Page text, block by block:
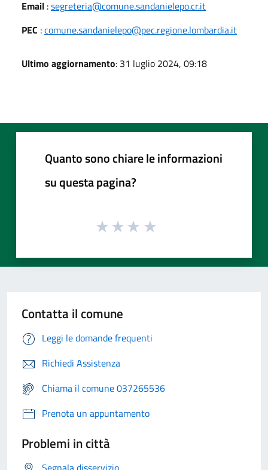
Email :segreteria@comune.sandanielepo.cr.it
PEC :comune.sandanielepo@pec.regione.lombardia.it
Ultimo aggiornamento: 31 luglio 2024, 09:18
Quanto sono chiare le informazioni
su questa pagina?
Contatta il comune
Leggi le domande frequenti
Richiedi Assistenza
Chiama il comune 037265536
Prenota un appuntamento
Problemi in città